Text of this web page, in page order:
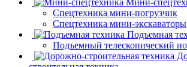
Спецтехника мини-погрузчик
Спецтехника мини-экскаваторы
Подъемная
Подъемный телескопический